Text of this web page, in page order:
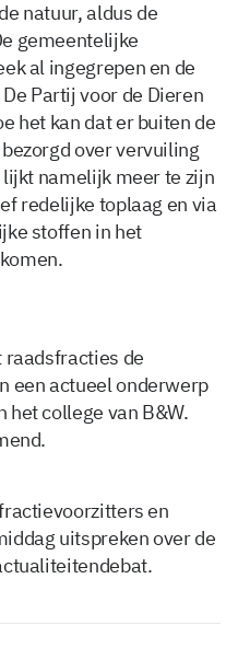
natuur, aldus de
gemeentelijke
al ingegrepen en de
Partij voor de Dieren
het kan dat er buiten de
over vervuiling
lijkt namelijk meer te zijn
redelijke toplaag en via
stoffen in het
de
een actueel onderwerp
het college van B&W.
en
uitspreken over de